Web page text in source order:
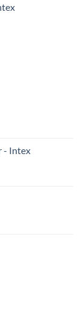
- Intex